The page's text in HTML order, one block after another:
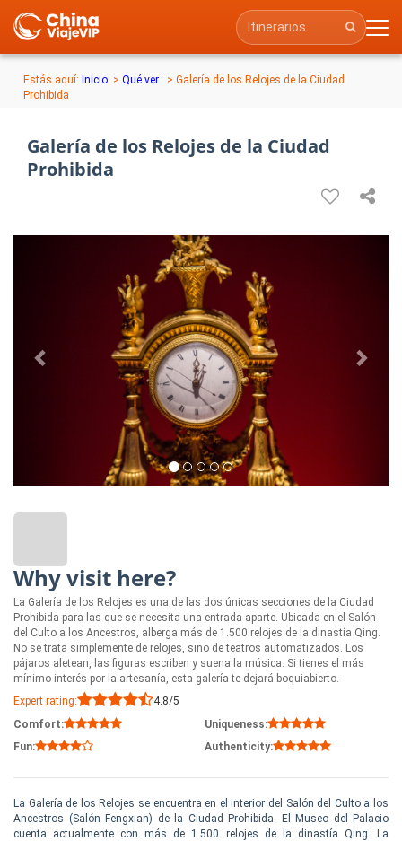
Estás aquí: Inicio > Qué ver > Galería de los Relojes de la Ciudad
Prohibida
Galería de los Relojes de la Ciudad
Prohibida
Why visit here?
La Galería de los Relojes es una de las dos únicas secciones de la Ciudad
Prohibida para las que se necesita una entrada aparte. Ubicada en el Salón
del Culto a los Ancestros, alberga más de 1.500 relojes de la dinastía Qing.
No se trata simplemente de relojes, sino de teatros automatizados. Los
pájaros aletean, las figuras escriben y suena la música. Si tienes el más
mínimo interés por la artesanía, esta galería te dejará boquiabierto.
Expert rating:
4.8/5
Comfort:
Uniqueness:
Fun:
Authenticity:
La Galería de los Relojes se encuentra en el interior del Salón del Culto a los
Ancestros (Salón Fengxian) de la Ciudad Prohibida. El Museo del Palacio
cuenta actualmente con más de 1.500 relojes de la dinastía Qing. La